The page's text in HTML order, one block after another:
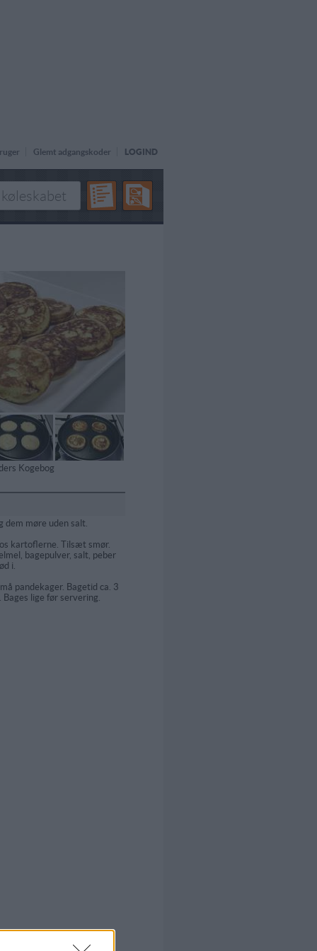
Glemt adgangskoder LOGIND
Kogebog
møre uden salt.
kartoflerne. Tilsæt smør.
bagepulver, salt, peber
i.
pandekager. Bagetid ca. 3
lige før servering.